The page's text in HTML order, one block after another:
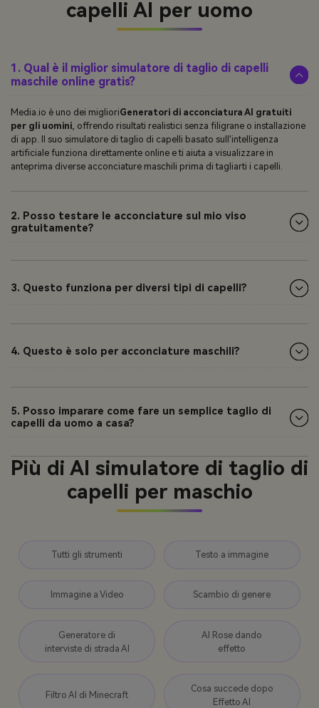
capelli AI per uomo
1. Qual è il miglior simulatore di taglio di capelli
maschile online gratis?
Media.io è uno dei miglioriGeneratori di acconciatura AI gratuiti
per gli uomini , offrendo risultati realistici senza filigrane o installazione
di app. Il suo simulatore di taglio di capelli basato sull'intelligenza
artificiale funziona direttamente online e ti aiuta a visualizzare in
anteprima diverse acconciature maschili prima di tagliarti i capelli.
2. Posso testare le acconciature sul mio viso
gratuitamente?
3. Questo funziona per diversi tipi di capelli?
4. Questo è solo per acconciature maschili?
5. Posso imparare come fare un semplice taglio di
capelli da uomo a casa?
Più di AI simulatore di taglio di
capelli per maschio
Tutti gli strumenti Testo a immagine
Immagine a Video Scambio di genere
Generatore di
interviste di strada AI
AI Rose dando
effetto
Filtro AI di Minecraft
Cosa succede dopo
Effetto AI